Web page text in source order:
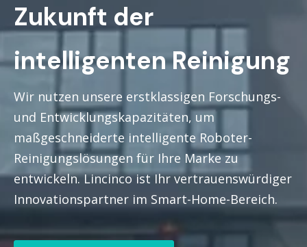
Zukunft der
intelligenten Reinigung
Wir nutzen unsere erstklassigen Forschungs-
und Entwicklungskapazitäten, um
maßgeschneiderte intelligente Roboter-
Reinigungslösungen für Ihre Marke zu
entwickeln. Lincinco ist Ihr vertrauenswürdiger
Innovationspartner im Smart-Home-Bereich.